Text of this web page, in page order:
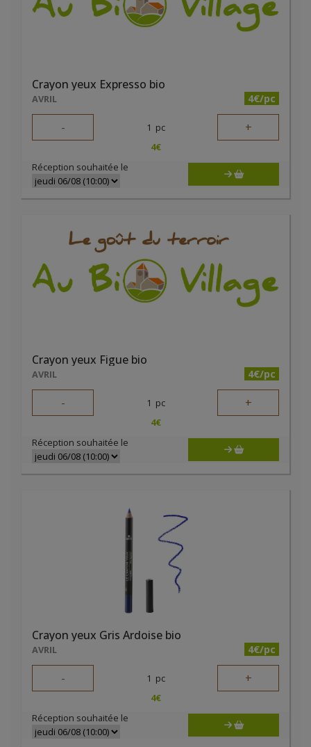
Crayon yeux Expresso bio
AVRIL 4€/pc
- 1 pc +
4€
Réception souhaitée le
Crayon yeux Figue bio
AVRIL 4€/pc
- 1 pc +
4€
Réception souhaitée le
Crayon yeux Gris Ardoise bio
AVRIL 4€/pc
- 1 pc +
4€
Réception souhaitée le